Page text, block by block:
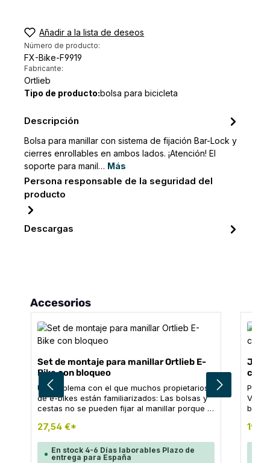
Añadir a la lista de deseos
Número de producto:
FX-Bike-F9919
Fabricante:
Ortlieb
Tipo de producto:bolsa para bicicleta
Descripción
Bolsa para manillar con sistema de fijación Bar-Lock y
cierres enrollables en ambos lados. ¡Atención! El
soporte para manil… Más
Persona responsable de la seguridad del
producto
Descargas
Omitir la galería de productos
Accesorios
Set de montaje para manillar Ortlieb E-
Bike con bloqueo
Un problema con el que muchos propietarios
de e-bikes están familiarizados: Las bolsas y
cestas no se pueden fijar al manillar porque el
del manillar. El set de montaje para e-bike de
problema sin tener que mover el display. El
adaptador con cerradura se monta en el
27,54 €*
En stock 4-6 Días laborables Plazo de
entrega para España
con
Para
Velo-
bolsa